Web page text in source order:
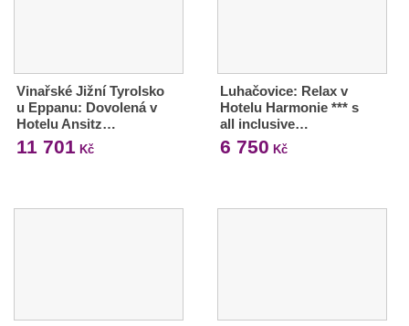
Vinařské Jižní Tyrolsko
u Eppanu: Dovolená v
Hotelu Ansitz…
11 701 Kč
Luhačovice: Relax v
Hotelu Harmonie *** s
all inclusive…
6 750 Kč